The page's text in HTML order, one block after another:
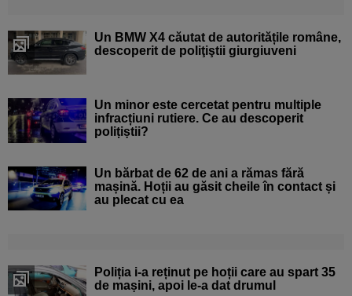
Un BMW X4 căutat de autoritățile române,
descoperit de poliţiştii giurgiuveni
Un minor este cercetat pentru multiple
infracțiuni rutiere. Ce au descoperit
polițiștii?
Un bărbat de 62 de ani a rămas fără
mașină. Hoții au găsit cheile în contact și
au plecat cu ea
Poliția i-a reținut pe hoții care au spart 35
de mașini, apoi le-a dat drumul